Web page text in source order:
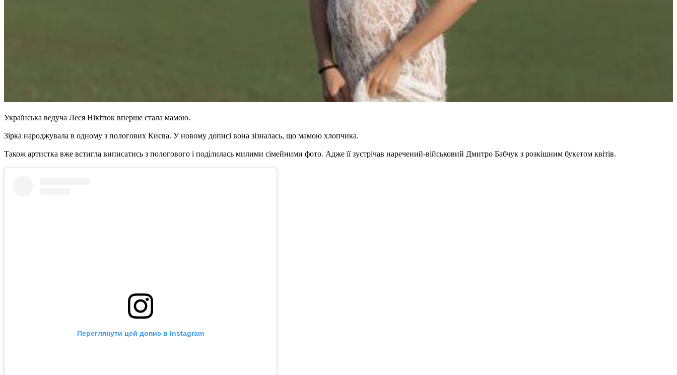
Українська ведуча Леся Нікітюк вперше стала мамою.
Зірка народжувала в одному з пологових Києва. У новому дописі вона зізналась, що мамою хлопчика.
Також артистка вже встигла виписатись з пологового і поділилась милими сімейними фото. Адже її зустрічав наречений-військовий Дмитро Бабчук з розкішним букетом квітів.
Переглянути цей допис в Instagram